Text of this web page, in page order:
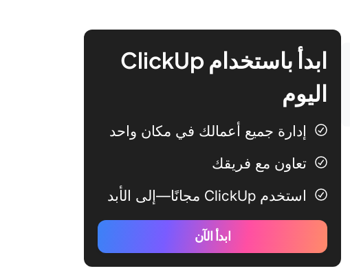
ابدأ باستخدام ClickUp
اليوم
إدارة جميع أعمالك في مكان واحد
تعاون مع فريقك
استخدم ClickUp مجانًا—إلى الأبد
ابدأ الآن